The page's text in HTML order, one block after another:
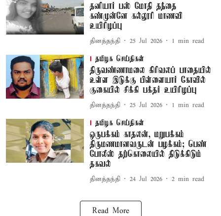
தனியார் பஸ் மோதி தந்தை
கண்முன்னே கல்லூரி மாணவி
உயிரிழப்பு
தினத்தந்தி 25 Jul 2026 1 min read
தமிழக செய்திகள்
திருவண்ணாமலை கிரிவலப் பாதையில்
உள்ள இடுக்கு பிள்ளையார் கோவில்
குகையில் சிக்கி பக்தர் உயிரிழப்பு
தினத்தந்தி 25 Jul 2026 1 min read
தமிழக செய்திகள்
ஒருபக்கம் காதலன், மறுபக்கம்
திருமணமானவருடன் பழக்கம்; பெண்
போலீஸ் தற்கொலையில் திடுக்கிடும்
தகவல்
தினத்தந்தி 24 Jul 2026 2 min read
Read More